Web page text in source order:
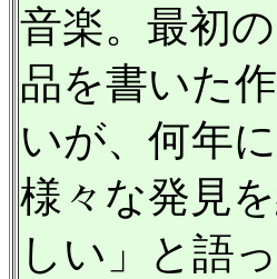
音楽。最初
品を書いた
いが、何年
様々な発見
しい」と語